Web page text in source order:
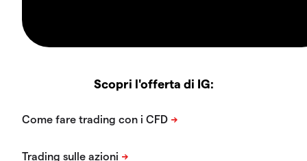
Scopri l'offerta di IG: